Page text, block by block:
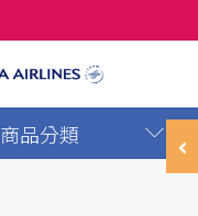
商品分類